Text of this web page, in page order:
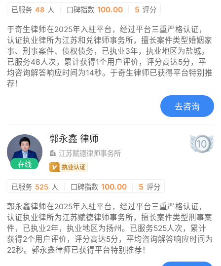
已服务 48 人 口碑指数 100.00 5 评分
于奇生律师在2025年入驻平台，经过平台三重严格认证，
认证执业律所为江苏和兑律师事务所，擅长案件类型婚姻家
事、刑事案件、债权债务，已执业3年，执业地区为盐城。
已服务48人次，累计获得1个用户评价，评分高达5分，平
均咨询解答响应时间为14秒。于奇生律师已获得平台特别推
荐！
去咨询
在线
郭永鑫 律师
江苏赋德律师事务所
10
已服务 525 人 口碑指数 100.00 5 评分
郭永鑫律师在2025年入驻平台，经过平台三重严格认证，
认证执业律所为江苏赋德律师事务所，擅长案件类型刑事案
件，已执业2年，执业地区为扬州。已服务525人次，累计
获得2个用户评价，评分高达5分，平均咨询解答响应时间为
22秒。郭永鑫律师已获得平台特别推荐！